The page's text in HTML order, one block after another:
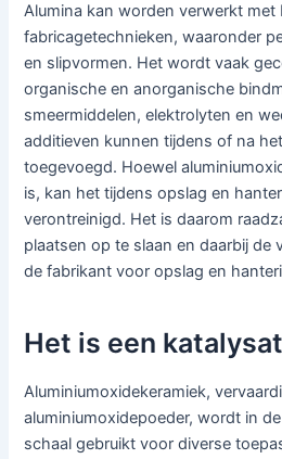
Alumina kan worden verwerkt met
fabricagetechnieken, waaronder
en slipvormen. Het wordt vaak
organische en anorganische
smeermiddelen, elektrolyten en
additieven kunnen tijdens of na
toegevoegd. Hoewel
is, kan het tijdens opslag en
verontreinigd. Het is daarom
plaatsen op te slaan en daarbij de
de fabrikant voor opslag en
Het is een
Aluminiumoxidekeramiek,
aluminiumoxidepoeder, wordt in
schaal gebruikt voor diverse